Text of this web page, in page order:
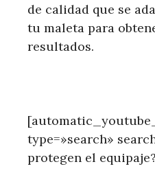
de calidad que se
tu maleta para
resultados.
type=»search»
protegen el